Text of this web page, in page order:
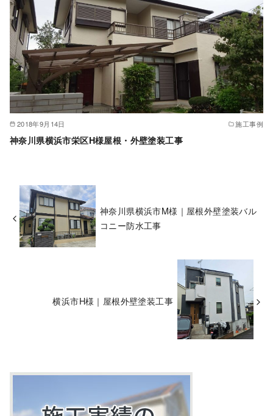
2018年9月14日 施工事例
神奈川県横浜市栄区H様屋根・外壁塗装工事
神奈川県横浜市M様｜屋根外壁塗装バル
コニー防水工事
横浜市H様｜屋根外壁塗装工事